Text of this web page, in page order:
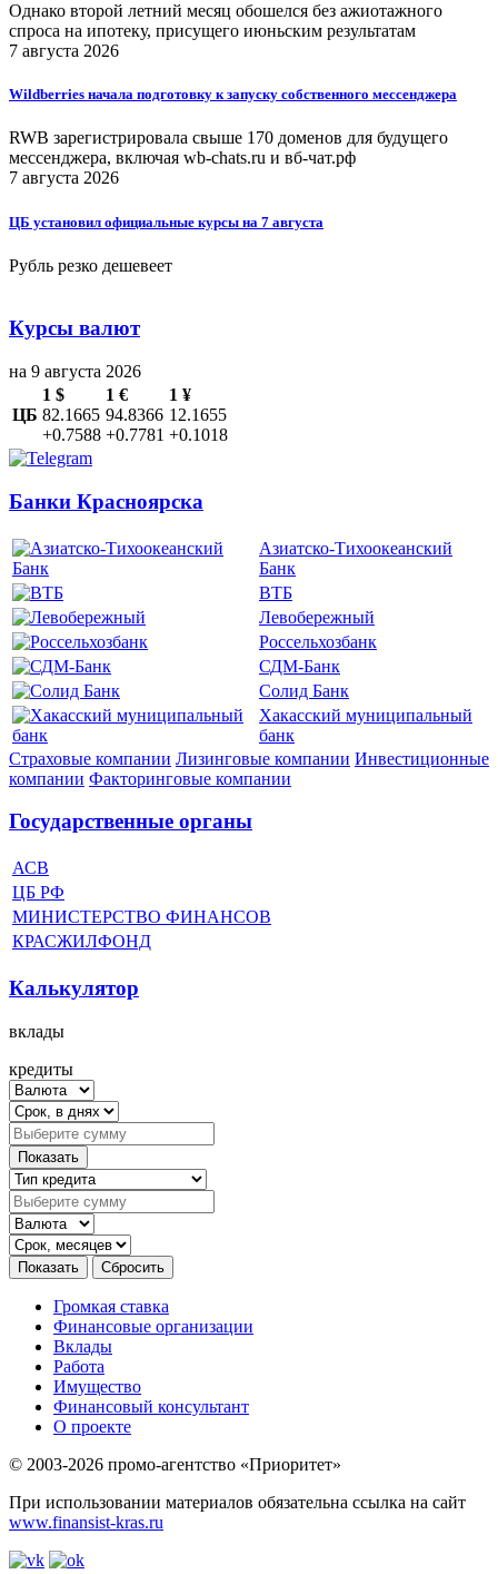
Однако второй летний месяц обошелся без ажиотажного
спроса на ипотеку, присущего июньским результатам
7 августа 2026
Wildberries начала подготовку к запуску собственного мессенджера
RWB зарегистрировала свыше 170 доменов для будущего
мессенджера, включая wb-chats.ru и вб-чат.рф
7 августа 2026
ЦБ установил официальные курсы на 7 августа
Рубль резко дешевеет
Курсы валют
на 9 августа 2026
ЦБ
1 $
82.1665
+0.7588
1 €
94.8366
+0.7781
1 ¥
12.1655
+0.1018
Банки Красноярска
Азиатско-Тихоокеанский
Банк
ВТБ
Левобережный
Россельхозбанк
СДМ-Банк
Солид Банк
Хакасский муниципальный
банк
Страховые компании Лизинговые компании Инвестиционные
компании Факторинговые компании
Государственные органы
АСВ
ЦБ РФ
МИНИСТЕРСТВО ФИНАНСОВ
КРАСЖИЛФОНД
Калькулятор
вклады
кредиты
Громкая ставка
Финансовые организации
Вклады
Работа
Имущество
Финансовый консультант
О проекте
© 2003-2026 промо-агентство «Приоритет»
При использовании материалов обязательна ссылка на сайт
www.finansist-kras.ru